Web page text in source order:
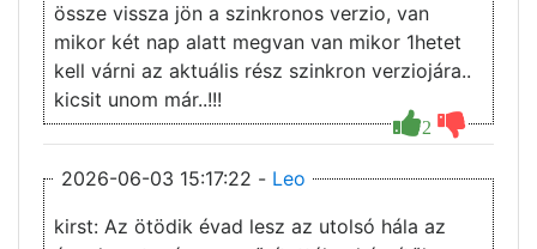
2
össze vissza jön a szinkronos verzio, van
mikor két nap alatt megvan van mikor 1hetet
kell várni az aktuális rész szinkron verziojára..
kicsit unom már..!!!
2026-06-03 15:17:22 - Leo
kirst: Az ötödik évad lesz az utolsó hála az